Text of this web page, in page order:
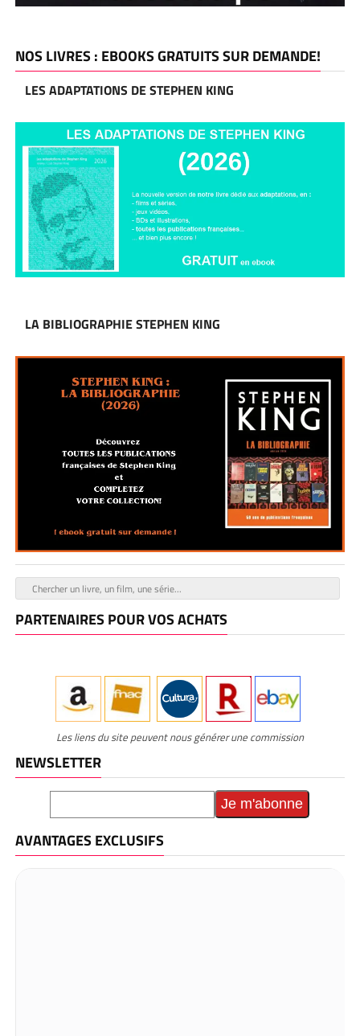
NOS LIVRES : EBOOKS GRATUITS SUR DEMANDE!
LES ADAPTATIONS DE STEPHEN KING
LA BIBLIOGRAPHIE STEPHEN KING
PARTENAIRES POUR VOS ACHATS
Les liens du site peuvent nous générer une commission
NEWSLETTER
AVANTAGES EXCLUSIFS